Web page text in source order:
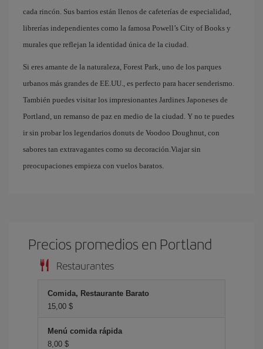
cada rincón. Sus barrios están llenos de cafeterías de especialidad,
librerías independientes como la famosa Powell’s City of Books y
murales que reflejan la identidad única de la ciudad.
Si eres amante de la naturaleza, Forest Park, uno de los parques
urbanos más grandes de EE.UU., es perfecto para hacer senderismo.
También puedes visitar los impresionantes Jardines Japoneses de
Portland, un remanso de paz en medio de la ciudad. Y no te puedes
ir sin probar los legendarios donuts de Voodoo Doughnut, con
sabores tan extravagantes como su decoración.Viajar sin
preocupaciones empieza con vuelos baratos.
Precios promedios en Portland
Restaurantes
Comida, Restaurante Barato
15,00 $
Menú comida rápida
8,00 $